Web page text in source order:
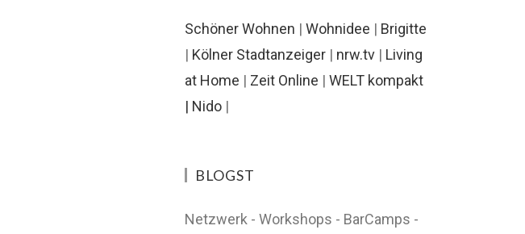
Schöner Wohnen | Wohnidee | Brigitte
| Kölner Stadtanzeiger | nrw.tv | Living
at Home | Zeit Online | WELT kompakt
| Nido |
BLOGST
Netzwerk - Workshops - BarCamps -